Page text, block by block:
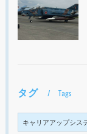
タグ Tags
キャリアアップシス